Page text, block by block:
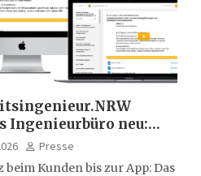
Ingenieurbüro neu:
wird digital,
multimedial
Presse
beim Kunden bis zur App: Das